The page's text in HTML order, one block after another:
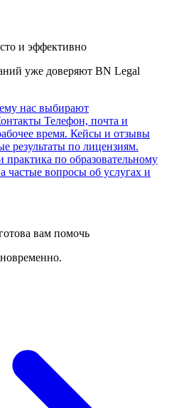
и эффективно
уже доверяют BN Legal
нас выбирают
Телефон, почта и
время. Кейсы и отзывы
результаты по лицензиям.
практика по образовательному
частые вопросы об услугах и
вам помочь